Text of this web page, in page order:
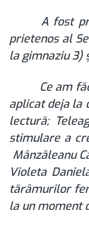
A fost
prietenos al
la gimnaziu 3)
Ce am
aplicat deja la
lectură;
stimulare a
Mânzăleanu
Violeta
tărâmurilor
la un moment